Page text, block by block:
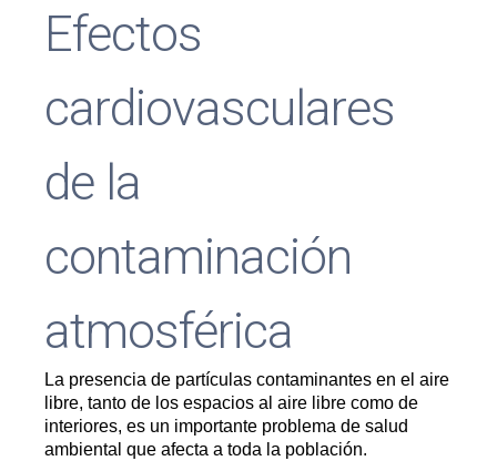
Efectos
cardiovasculares
de la
contaminación
atmosférica
La presencia de partículas contaminantes en el aire
libre, tanto de los espacios al aire libre como de
interiores, es un importante problema de salud
ambiental que afecta a toda la población.